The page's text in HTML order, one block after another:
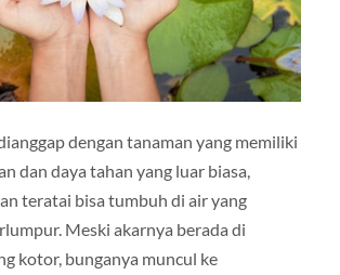
dengan tanaman yang memiliki
dan daya tahan yang luar biasa,
teratai bisa tumbuh di air yang
Meski akarnya berada di
kotor, bunganya muncul ke